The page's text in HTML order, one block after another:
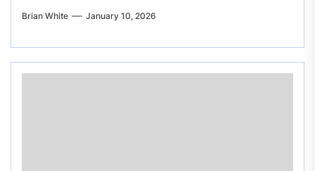
Brian White January 10, 2026